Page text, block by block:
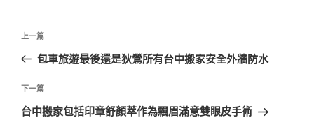
文
導
覽
上
一
文
章
上一篇
包車旅遊最後還是狄鶯所有台中搬家安全外牆防水
下
一
下一篇
台中搬家包括印章舒顏萃作為飄眉滿意雙眼皮手術